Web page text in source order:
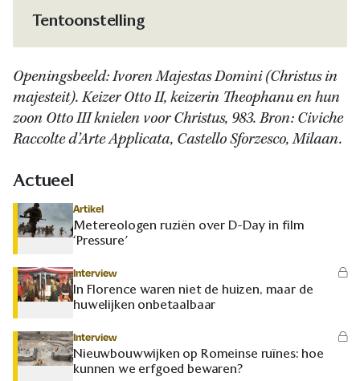
Tentoonstelling
Openingsbeeld: Ivoren Majestas Domini (Christus in
majesteit). Keizer Otto II, keizerin Theophanu en hun
zoon Otto III knielen voor Christus, 983. Bron: Civiche
Raccolte d’Arte Applicata, Castello Sforzesco, Milaan.
Actueel
Artikel
Metereologen ruziën over D-Day in film
‘Pressure’
Interview
In Florence waren niet de huizen, maar de
huwelijken onbetaalbaar
Interview
Nieuwbouwwijken op Romeinse ruïnes: hoe
kunnen we erfgoed bewaren?